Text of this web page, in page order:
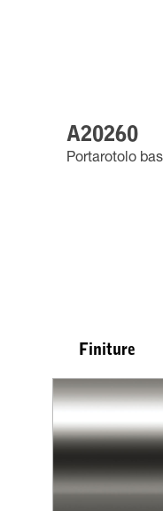
A20260
Portarotolo
Finiture